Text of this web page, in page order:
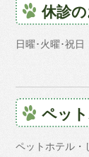
休診
日曜･火曜･祝日
ペッ
ペットホテル・